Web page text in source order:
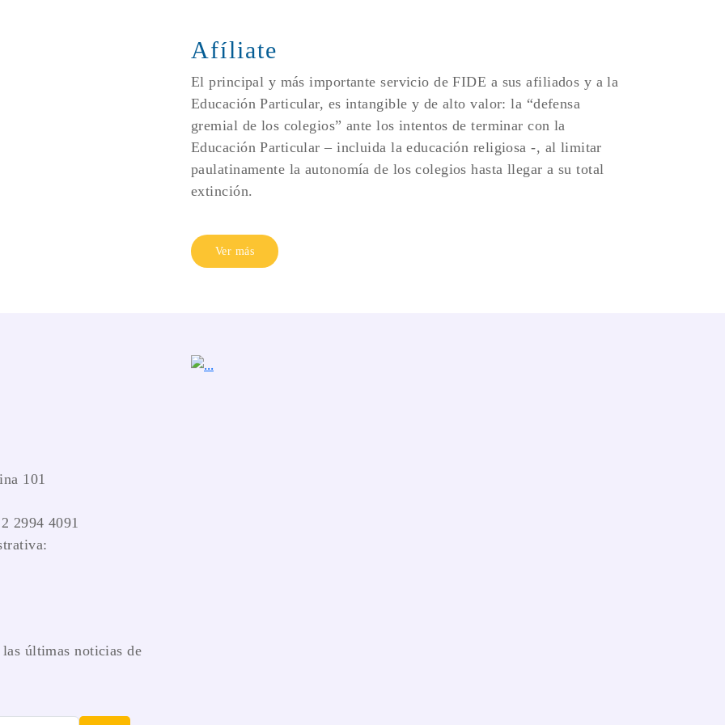
Afíliate
El principal y más importante servicio de FIDE a sus afiliados y a la
Educación Particular, es intangible y de alto valor: la “defensa
gremial de los colegios” ante los intentos de terminar con la
Educación Particular – incluida la educación religiosa -, al limitar
paulatinamente la autonomía de los colegios hasta llegar a su total
extinción.
Ver más
101
2994 4091
últimas noticias de